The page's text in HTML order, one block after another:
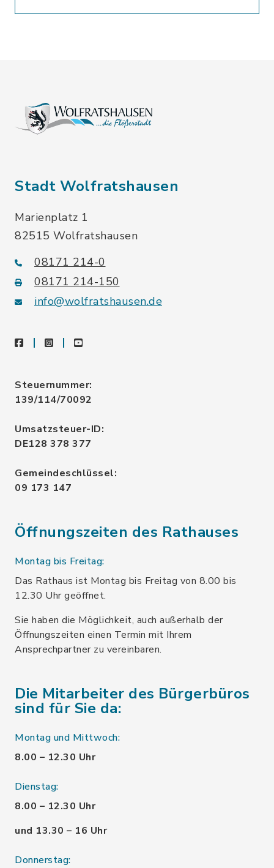
Stadt Wolfratshausen
Marienplatz 1
82515 Wolfratshausen
08171 214-0
08171 214-150
info@wolfratshausen.de
facebookinstagramyoutube
Steuernummer:
139/114/70092
Umsatzsteuer-ID:
DE128 378 377
Gemeindeschlüssel:
09 173 147
Öffnungszeiten des Rathauses
Montag bis Freitag:
Das Rathaus ist Montag bis Freitag von 8.00 bis
12.30 Uhr geöffnet.
Sie haben die Möglichkeit, auch außerhalb der
Öffnungszeiten einen Termin mit Ihrem
Ansprechpartner zu vereinbaren.
Die Mitarbeiter des Bürgerbüros
sind für Sie da:
Montag und Mittwoch:
8.00 – 12.30 Uhr
Dienstag:
8.00 – 12.30 Uhr
und 13.30 – 16 Uhr
Donnerstag: